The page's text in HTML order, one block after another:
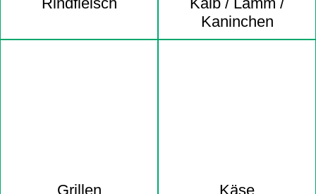
Kaninchen
Grillen Käse